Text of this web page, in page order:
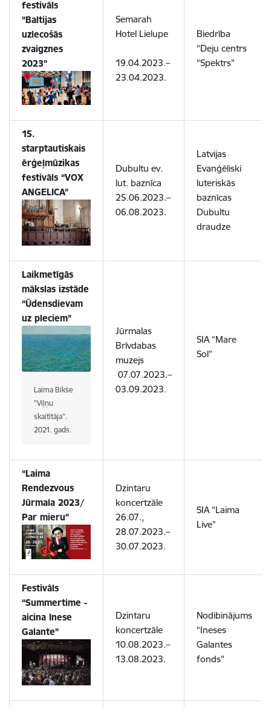
festivāls
“Baltijas
uzlecošās
zvaigznes
2023”
Semarah
Hotel Lielupe
19.04.2023.–
23.04.2023.
Biedrība
“Deju centrs
“Spektrs”
15.
starptautiskais
ērģeļmūzikas
festivāls “VOX
ANGELICA”
Dubultu ev.
lut. baznīca
25.06.2023.–
06.08.2023.
Latvijas
Evanģēliski
luteriskās
baznīcas
Dubultu
draudze
Laikmetīgās
mākslas izstāde
“Ūdensdievam
uz pleciem”
Laima Bikše
"Viļņu
skaitītāja".
2021. gads.
Jūrmalas
Brīvdabas
muzejs
07.07.2023.–
03.09.2023.
SIA “Mare
Sol”
“Laima
Rendezvous
Jūrmala 2023/
Par mieru”
Dzintaru
koncertzāle
26.07.,
28.07.2023.–
30.07.2023.
SIA “Laima
Live”
Festivāls
“Summertime -
aicina Inese
Galante”
Dzintaru
koncertzāle
10.08.2023.–
13.08.2023.
Nodibinājums
“Ineses
Galantes
fonds”